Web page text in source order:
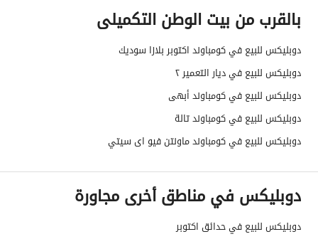
بالقرب من بيت الوطن التكميلى
دوبليكس للبيع في كومباوند اكتوبر بلازا سوديك
دوبليكس للبيع في ديار التعمير ٢
دوبليكس للبيع في كومباوند أبهى
دوبليكس للبيع في كومباوند تالة
دوبليكس للبيع في كومباوند ماونتن فيو اى سيتي
دوبليكس في مناطق أخرى مجاورة
دوبليكس للبيع في حدائق اكتوبر